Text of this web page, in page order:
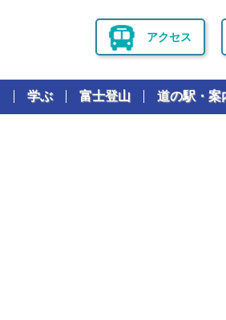
アクセス
学ぶ 富士登山 道の駅・案